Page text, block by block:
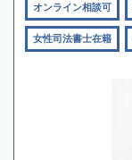
オンライン相談可
女性司法書士在籍